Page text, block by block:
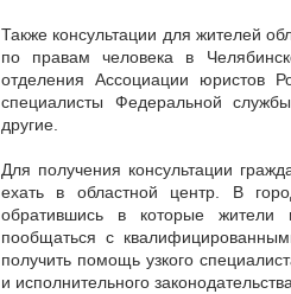
Также консультации для жителей
по правам человека в
отделения Ассоциации юристов
специалисты Федеральной
другие.
Для получения консультации
ехать в областной центр. В
обратившись в которые жители
пообщаться с
получить помощь узкого
и исполнительного законодательства.